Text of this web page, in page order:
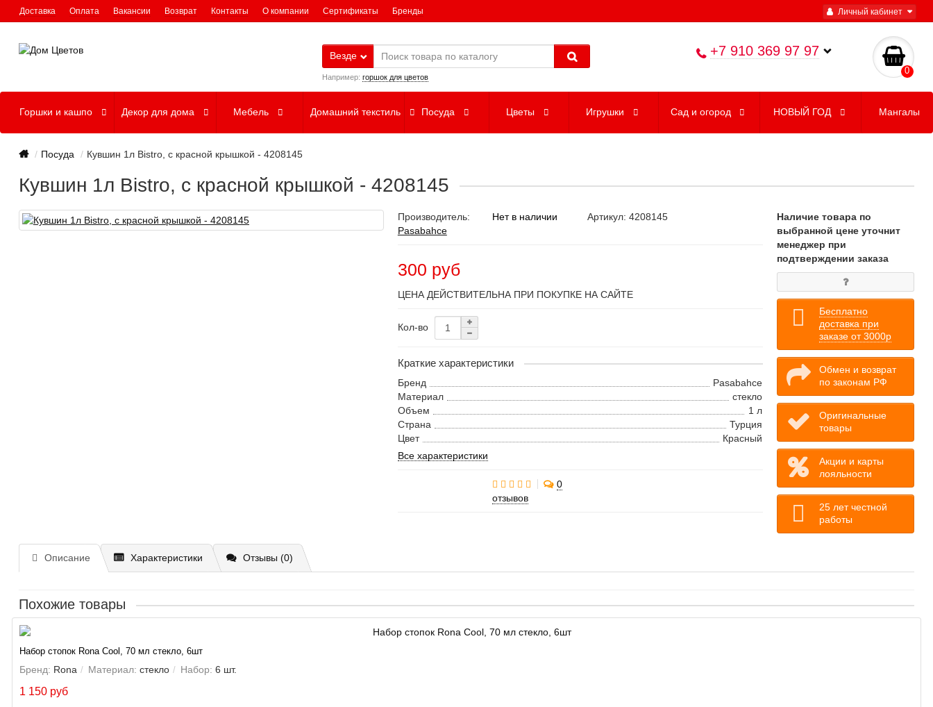
Личный кабинет
Доставка Оплата Вакансии Возврат Контакты О компании Сертификаты Бренды
+7 910 369 97 97
0
Везде
Например: горшок для цветов
Горшки и кашпо Декор для дома Мебель Домашний текстиль Посуда Цветы Игрушки Сад и огород НОВЫЙ ГОД Мангалы
Посуда Кувшин 1л Bistro, с красной крышкой - 4208145
Кувшин 1л Bistro, с красной крышкой - 4208145
Производитель:
Pasabahce
Нет в наличии Артикул: 4208145
300 руб
ЦЕНА ДЕЙСТВИТЕЛЬНА ПРИ ПОКУПКЕ НА САЙТЕ
Кол-во
Краткие характеристики
Бренд
Pasabahce
Материал
стекло
Объем
1 л
Страна
Турция
Цвет
Красный
Все характеристики
0
отзывов
Наличие товара по
выбранной цене уточнит
менеджер при
подтверждении заказа
Бесплатно
доставка при
заказе от 3000р
Обмен и возврат
по законам РФ
Оригинальные
товары
Акции и карты
лояльности
25 лет честной
работы
Описание Характеристики Отзывы (0)
Похожие товары
Набор стопок Rona Cool, 70 мл стекло, 6шт
Бренд: Rona Материал: стекло Набор: 6 шт.
1 150 руб